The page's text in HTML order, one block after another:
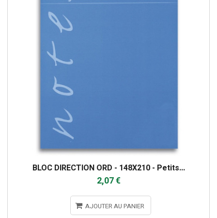
BLOC DIRECTION ORD - 148X210 - Petits...
2,07 €
AJOUTER AU PANIER